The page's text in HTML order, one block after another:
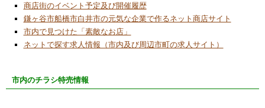
商店街のイベント予定及び開催履歴
鎌ヶ谷市船橋市白井市の元気な企業で作るネット商店サイト
市内で見つけた「素敵なお店」
ネットで探す求人情報（市内及び周辺市町の求人サイト）
市内のチラシ特売情報